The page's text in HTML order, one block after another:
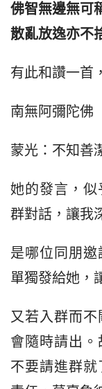
佛智無邊無可
散亂放逸亦不
有此和讚一首
南無阿彌陀佛
蒙光：不知善
她的發言，
群對話，讓我
是哪位同朋
單獨發給她，
又若入群而
會隨時請出。
不要請進群